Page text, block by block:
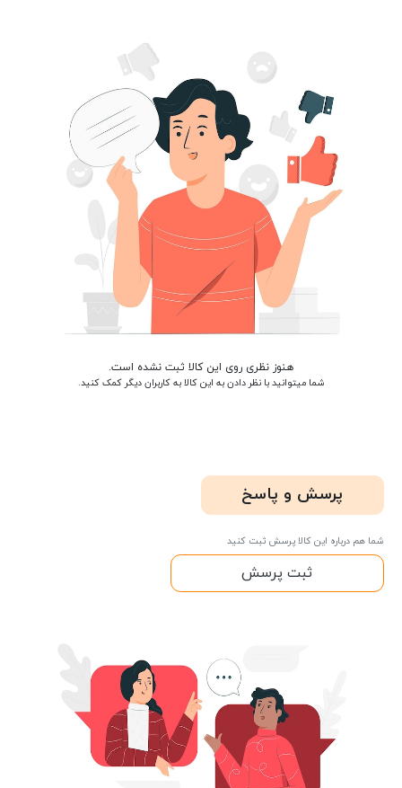
هنوز نظری روی این کالا ثبت نشده است.
شما میتوانید با نظر دادن به این کالا به کاربران دیگر کمک کنید.
پرسش و پاسخ
شما هم درباره این کالا پرسش ثبت کنید
ثبت پرسش